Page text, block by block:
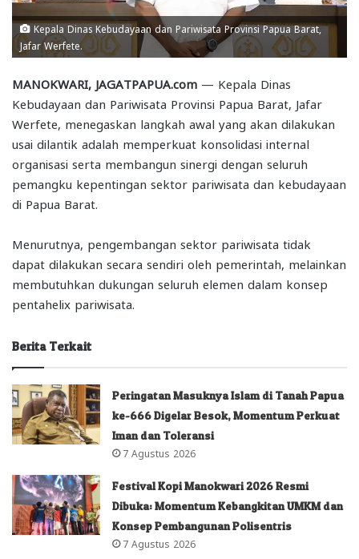
Kepala Dinas Kebudayaan dan Pariwisata Provinsi Papua Barat,
Jafar Werfete.
MANOKWARI, JAGATPAPUA.com — Kepala Dinas
Kebudayaan dan Pariwisata Provinsi Papua Barat, Jafar
Werfete, menegaskan langkah awal yang akan dilakukan
usai dilantik adalah memperkuat konsolidasi internal
organisasi serta membangun sinergi dengan seluruh
pemangku kepentingan sektor pariwisata dan kebudayaan
di Papua Barat.
Menurutnya, pengembangan sektor pariwisata tidak
dapat dilakukan secara sendiri oleh pemerintah, melainkan
membutuhkan dukungan seluruh elemen dalam konsep
pentahelix pariwisata.
Berita Terkait
Peringatan Masuknya Islam di Tanah Papua
ke-666 Digelar Besok, Momentum Perkuat
Iman dan Toleransi
7 Agustus 2026
Festival Kopi Manokwari 2026 Resmi
Dibuka: Momentum Kebangkitan UMKM dan
Konsep Pembangunan Polisentris
7 Agustus 2026